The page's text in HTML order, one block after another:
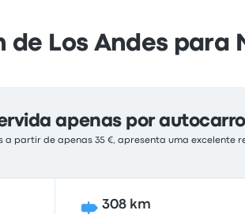
Los Andes para
apenas por autocarro
a partir de apenas 35 €, apresenta uma excelente
308 km